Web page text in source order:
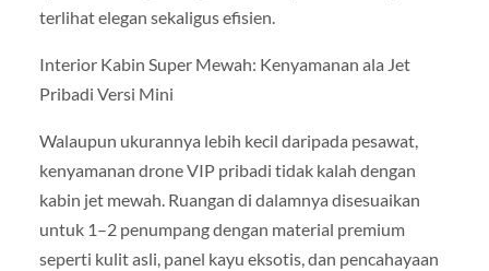
terlihat elegan sekaligus efisien.
Interior Kabin Super Mewah: Kenyamanan ala Jet
Pribadi Versi Mini
Walaupun ukurannya lebih kecil daripada pesawat,
kenyamanan drone VIP pribadi tidak kalah dengan
kabin jet mewah. Ruangan di dalamnya disesuaikan
untuk 1–2 penumpang dengan material premium
seperti kulit asli, panel kayu eksotis, dan pencahayaan